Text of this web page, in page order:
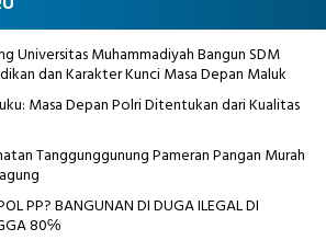
Universitas Muhammadiyah Bangun SDM
dan Karakter Kunci Masa Depan Maluk
Masa Depan Polri Ditentukan dari Kualitas
Tanggunggunung Pameran Pangan Murah
PP? BANGUNAN DI DUGA ILEGAL DI
80℅